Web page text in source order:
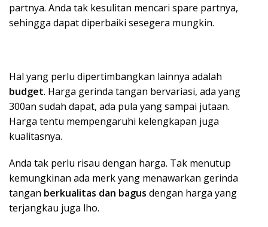
partnya. Anda tak kesulitan mencari spare partnya,
sehingga dapat diperbaiki sesegera mungkin.
Hal yang perlu dipertimbangkan lainnya adalah
budget. Harga gerinda tangan bervariasi, ada yang
300an sudah dapat, ada pula yang sampai jutaan.
Harga tentu mempengaruhi kelengkapan juga
kualitasnya.
Anda tak perlu risau dengan harga. Tak menutup
kemungkinan ada merk yang menawarkan gerinda
tangan berkualitas dan bagus dengan harga yang
terjangkau juga lho.